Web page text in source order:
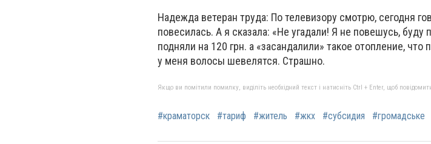
Надежда ветеран труда: По телевизору смотрю, сегодня
повесилась. А я сказала: «Не угадали! Я не повешусь, буду
подняли на 120 грн. а «засандалили» такое отопление,
у меня волосы шевелятся. Страшно.
Якщо ви помітили помилку, виділіть необхідний текст і натисніть Ctrl + Enter, щоб
#краматорск #тариф #житель #жкх #субсидия #громадське